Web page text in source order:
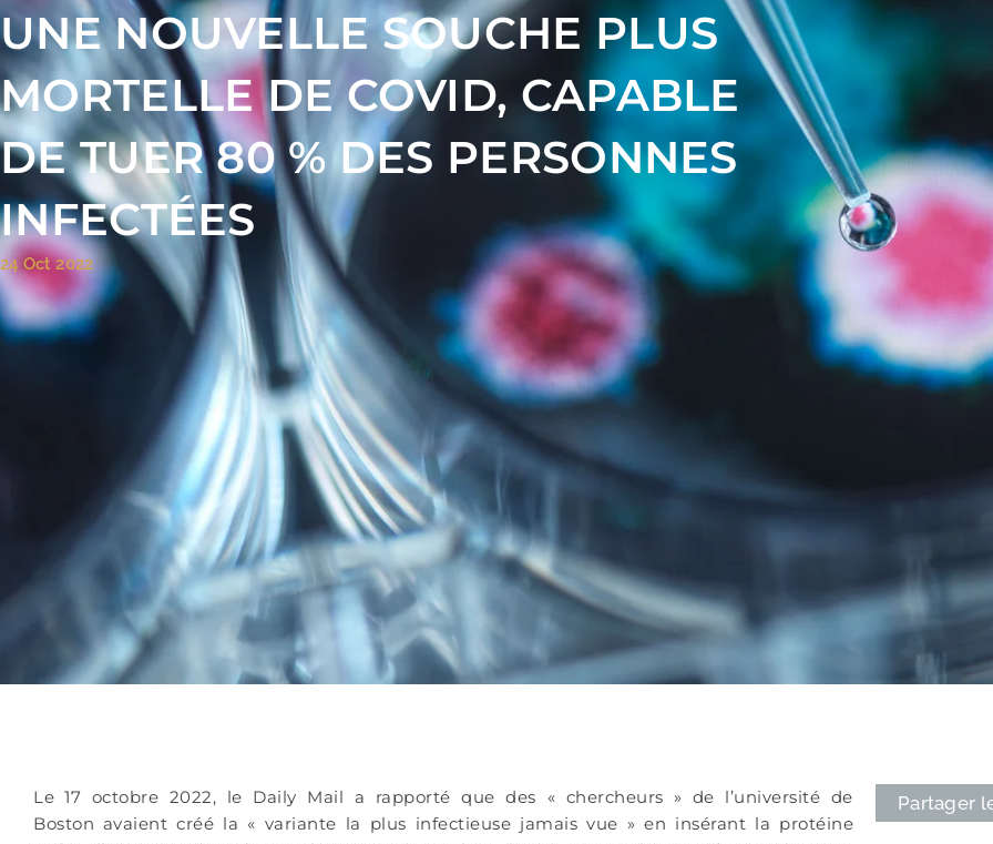
UNE NOUVELLE SOUCHE PLUS
MORTELLE DE COVID, CAPABLE
DE TUER 80 % DES PERSONNES
INFECTÉES
24 Oct 2022
Le 17 octobre 2022, le Daily Mail a rapporté que des « chercheurs » de l’université de
Boston avaient créé la « variante la plus infectieuse jamais vue » en insérant la protéine
Partager